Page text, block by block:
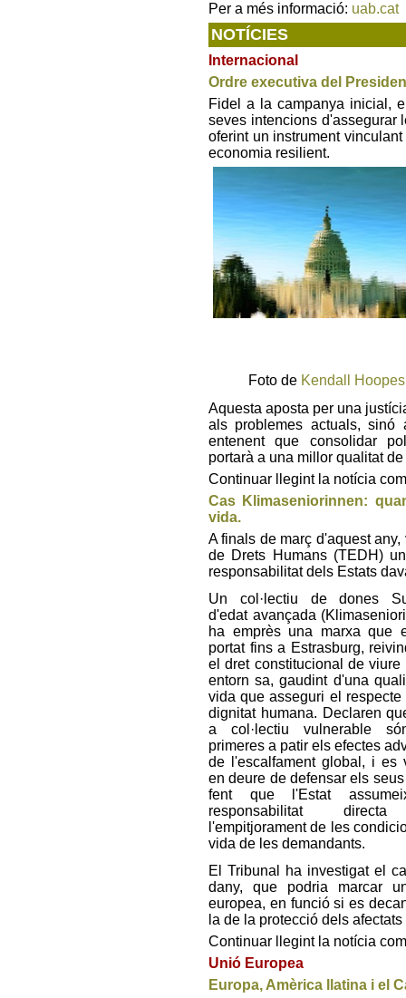
Per a més informació: uab.cat
NOTÍCIES
Internacional
Ordre executiva del
Fidel a la campanya inicial,
seves intencions d'assegurar
oferint un instrument
economia resilient.
Foto de Kendall Hoopes
Aquesta aposta per una
als problemes actuals, sinó
entenent que consolidar
portarà a una millor qualitat
Continuar llegint la notícia
Cas Klimaseniorinnen:
vida.
A finals de març d'aquest
de Drets Humans (TEDH)
responsabilitat dels Estats
Un col·lectiu de dones
d'edat avançada
ha emprès una marxa que
portat fins a Estrasburg,
el dret constitucional de viure
entorn sa, gaudint d'una
vida que asseguri el respecte
dignitat humana. Declaren
a col·lectiu vulnerable
primeres a patir els efectes
de l'escalfament global, i es
en deure de defensar els
fent que l'Estat
responsabilitat
l'empitjorament de les
vida de les demandants.
El Tribunal ha investigat el
dany, que podria marcar
europea, en funció si es
la de la protecció dels
Continuar llegint la notícia
Unió Europea
Europa, Amèrica llatina i el